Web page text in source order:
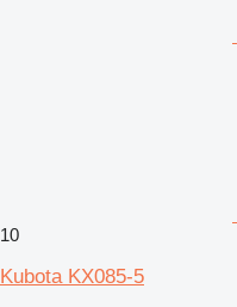
10
Kubota KX085-5